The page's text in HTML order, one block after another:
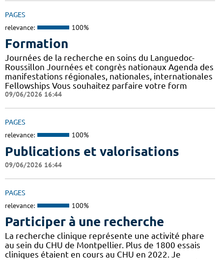
PAGES
relevance: 100%
Formation
Journées de la recherche en soins du Languedoc-
Roussillon Journées et congrès nationaux Agenda des
manifestations régionales, nationales, internationales
Fellowships Vous souhaitez parfaire votre form
09/06/2026 16:44
PAGES
relevance: 100%
Publications et valorisations
09/06/2026 16:44
PAGES
relevance: 100%
Participer à une recherche
La recherche clinique représente une activité phare
au sein du CHU de Montpellier. Plus de 1800 essais
cliniques étaient en cours au CHU en 2022. Je